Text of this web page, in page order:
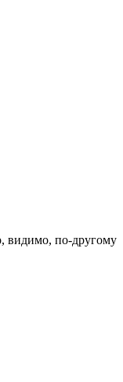
видимо, по-другому